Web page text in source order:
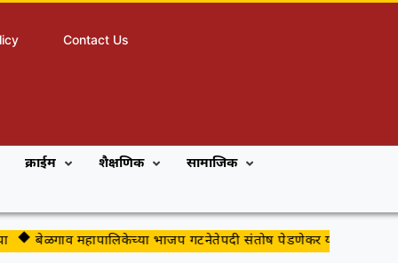
Contact Us
क्राईम शैक्षणिक सामाजिक
बेळगाव महापालिकेच्या भाजप गटनेतेपदी संतोष पेडणेकर यांची नियुक्ती